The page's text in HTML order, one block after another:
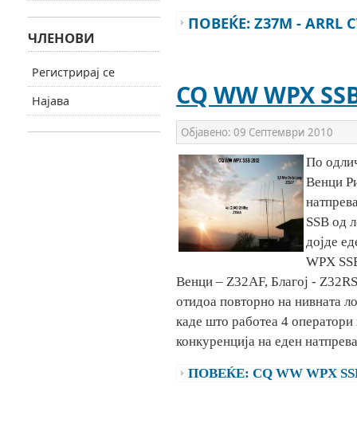
ПОВЕЌЕ: Z37M - ARRL
CQ WW WPX
Објавено: 09 Септември 2010
По
Венци
SSB од
дојде
WPX
Венци – Z32AF, Благој -
отидоа повторно на нивната
каде што работеа 4
конкуренција на еден
ПОВЕЌЕ: CQ WW WPX
ЧЛЕНОВИ
Регистрирај се
Најава